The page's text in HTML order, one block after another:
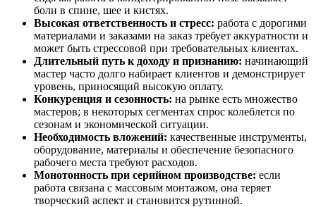
боли в спине, шее и кистях.
Высокая ответственность и стресс: работа с дорогими
материалами и заказами на заказ требует аккуратности и
может быть стрессовой при требовательных клиентах.
Длительный путь к доходу и признанию: начинающий
мастер часто долго набирает клиентов и демонстрирует
уровень, приносящий высокую оплату.
Конкуренция и сезонность: на рынке есть множество
мастеров; в некоторых сегментах спрос колеблется по
сезонам и экономической ситуации.
Необходимость вложений: качественные инструменты,
оборудование, материалы и обеспечение безопасного
рабочего места требуют расходов.
Монотонность при серийном производстве: если
работа связана с массовым монтажом, она теряет
творческий аспект и становится рутинной.